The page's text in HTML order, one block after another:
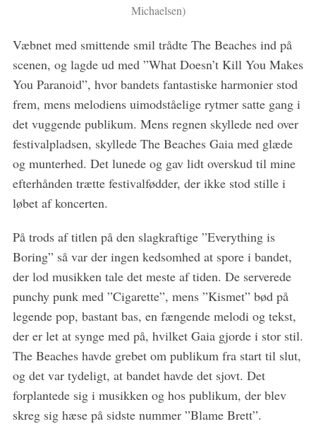
Michaelsen)
Væbnet med smittende smil trådte The Beaches ind på
scenen, og lagde ud med ”What Doesn’t Kill You Makes
You Paranoid”, hvor bandets fantastiske harmonier stod
frem, mens melodiens uimodståelige rytmer satte gang i
det vuggende publikum. Mens regnen skyllede ned over
festivalpladsen, skyllede The Beaches Gaia med glæde
og munterhed. Det lunede og gav lidt overskud til mine
efterhånden trætte festivalfødder, der ikke stod stille i
løbet af koncerten.
På trods af titlen på den slagkraftige ”Everything is
Boring” så var der ingen kedsomhed at spore i bandet,
der lod musikken tale det meste af tiden. De serverede
punchy punk med ”Cigarette”, mens ”Kismet” bød på
legende pop, bastant bas, en fængende melodi og tekst,
der er let at synge med på, hvilket Gaia gjorde i stor stil.
The Beaches havde grebet om publikum fra start til slut,
og det var tydeligt, at bandet havde det sjovt. Det
forplantede sig i musikken og hos publikum, der blev
skreg sig hæse på sidste nummer ”Blame Brett”.
S
e
a
c
h
f
o
: